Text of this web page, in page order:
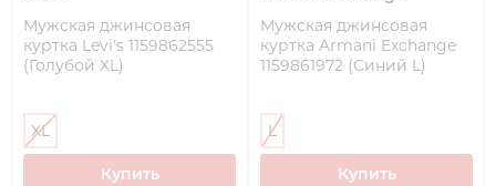
Мужская джинсовая
куртка Levi's 1159862555
(Голубой XL)
XL
Купить
Мужская джинсовая
куртка Armani Exchange
1159861972 (Синий L)
L
Купить